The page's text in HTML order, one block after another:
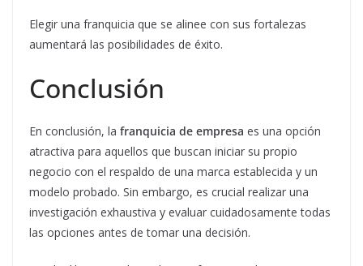
Elegir una franquicia que se alinee con sus fortalezas
aumentará las posibilidades de éxito.
Conclusión
En conclusión, la franquicia de empresa es una opción
atractiva para aquellos que buscan iniciar su propio
negocio con el respaldo de una marca establecida y un
modelo probado. Sin embargo, es crucial realizar una
investigación exhaustiva y evaluar cuidadosamente todas
las opciones antes de tomar una decisión.